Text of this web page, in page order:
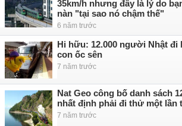
35km/h nhưng đây là lý do
nàn "tại sao nó chậm thế"
6 năm trước
Hi hữu: 12.000 người Nhật đi
con ốc sên
7 năm trước
Nat Geo công bố danh sách
nhất định phải đi thử một lần
7 năm trước